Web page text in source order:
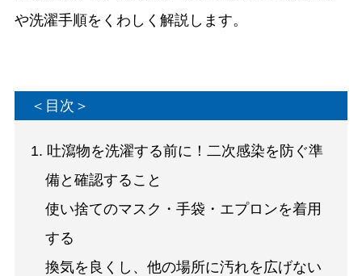
や洗濯手順をくわしく解説します。
＜目次＞
1. 吐瀉物を洗濯する前に！二次感染を防ぐ準
備と確認すること
使い捨てのマスク・手袋・エプロンを着用
する
換気を良くし、他の場所に汚れを広げない